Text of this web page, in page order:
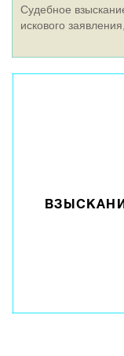
Судебное
искового